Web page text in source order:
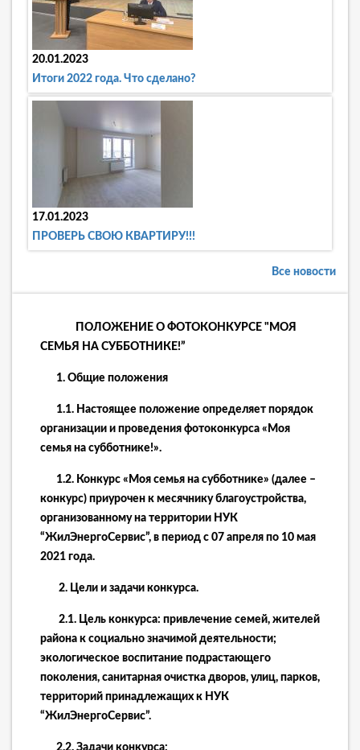
20.01.2023
Итоги 2022 года. Что сделано?
17.01.2023
ПРОВЕРЬ СВОЮ КВАРТИРУ!!!
Все новости
ПОЛОЖЕНИЕ О ФОТОКОНКУРСЕ "МОЯ
СЕМЬЯ НА СУББОТНИКЕ!”
1. Общие положения
1.1. Настоящее положение определяет порядок
организации и проведения фотоконкурса «Моя
семья на субботнике!».
1.2. Конкурс «Моя семья на субботнике» (далее –
конкурс) приурочен к месячнику благоустройства,
организованномуна территории НУК
“ЖилЭнергоСервис”, в период с 07 апреля по 10 мая
2021 года.
2. Цели и задачи конкурса.
2.1. Цель конкурса: привлечение семей, жителей
района к социально значимой деятельности;
экологическое воспитание подрастающего
поколения, санитарная очистка дворов, улиц, парков,
территорий принадлежащих к НУК
“ЖилЭнергоСервис”.
2.2. Задачи конкурса: